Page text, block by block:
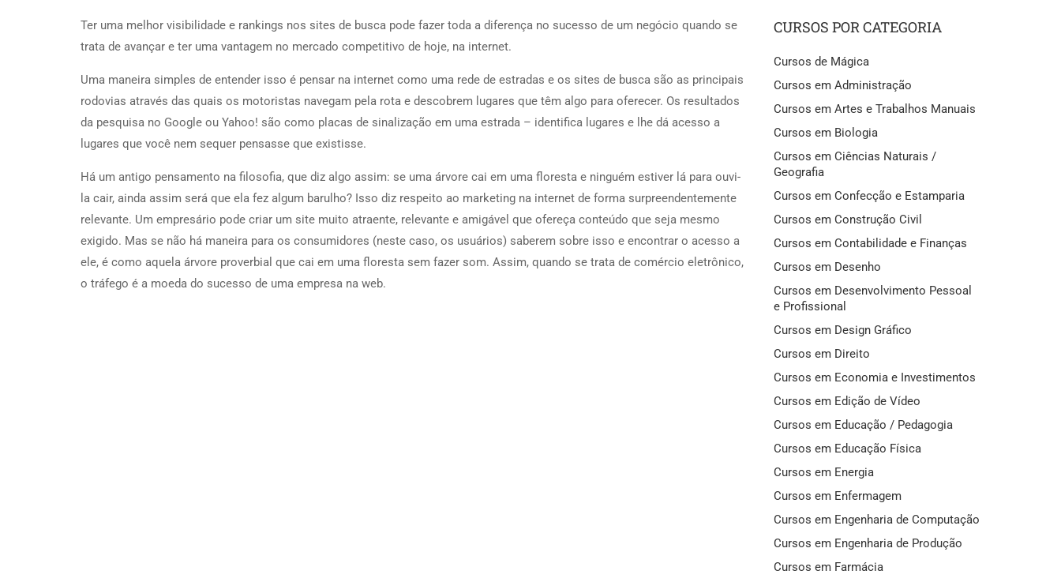
Ter uma melhor visibilidade e rankings nos sites de busca pode fazer toda a diferença no sucesso de um negócio quando se
trata de avançar e ter uma vantagem no mercado competitivo de hoje, na internet.
Uma maneira simples de entender isso é pensar na internet como uma rede de estradas e os sites de busca são as principais
rodovias através das quais os motoristas navegam pela rota e descobrem lugares que têm algo para oferecer. Os resultados
da pesquisa no Google ou Yahoo! são como placas de sinalização em uma estrada – identifica lugares e lhe dá acesso a
lugares que você nem sequer pensasse que existisse.
Há um antigo pensamento na filosofia, que diz algo assim: se uma árvore cai em uma floresta e ninguém estiver lá para ouvi-
la cair, ainda assim será que ela fez algum barulho? Isso diz respeito ao marketing na internet de forma surpreendentemente
relevante. Um empresário pode criar um site muito atraente, relevante e amigável que ofereça conteúdo que seja mesmo
exigido. Mas se não há maneira para os consumidores (neste caso, os usuários) saberem sobre isso e encontrar o acesso a
ele, é como aquela árvore proverbial que cai em uma floresta sem fazer som. Assim, quando se trata de comércio eletrônico,
o tráfego é a moeda do sucesso de uma empresa na web.
CURSOS POR CATEGORIA
Cursos de Mágica
Cursos em Administração
Cursos em Artes e Trabalhos Manuais
Cursos em Biologia
Cursos em Ciências Naturais /
Geografia
Cursos em Confecção e Estamparia
Cursos em Construção Civil
Cursos em Contabilidade e Finanças
Cursos em Desenho
Cursos em Desenvolvimento Pessoal
e Profissional
Cursos em Design Gráfico
Cursos em Direito
Cursos em Economia e Investimentos
Cursos em Edição de Vídeo
Cursos em Educação / Pedagogia
Cursos em Educação Física
Cursos em Energia
Cursos em Enfermagem
Cursos em Engenharia de Computação
Cursos em Engenharia de Produção
Cursos em Farmácia